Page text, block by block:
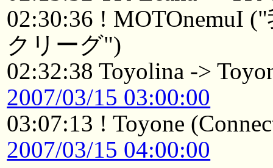
02:30:36 ! MOTOnemuI
クリーグ")
02:32:38 Toyolina ->
2007/03/15 03:00:00
03:07:13 ! Toyone
2007/03/15 04:00:00